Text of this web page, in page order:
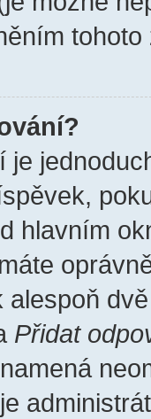
je
hlavním
alespoň
Přidat